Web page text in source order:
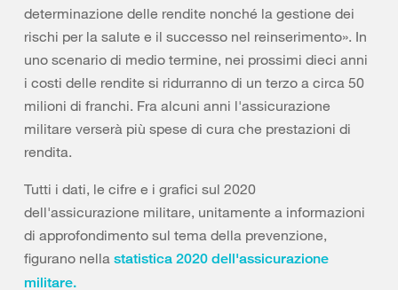
determinazione delle rendite nonché la gestione dei
rischi per la salute e il successo nel reinserimento». In
uno scenario di medio termine, nei prossimi dieci anni
i costi delle rendite si ridurranno di un terzo a circa 50
milioni di franchi. Fra alcuni anni l'assicurazione
militare verserà più spese di cura che prestazioni di
rendita.
Tutti i dati, le cifre e i grafici sul 2020
dell'assicurazione militare, unitamente a informazioni
di approfondimento sul tema della prevenzione,
figurano nella statistica 2020 dell'assicurazione
militare.